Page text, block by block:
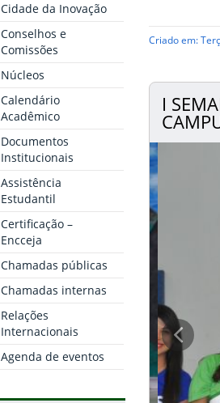
Cidade da Inovação
Conselhos e
Comissões
Núcleos
Calendário
Acadêmico
Documentos
Institucionais
Assistência
Estudantil
Certificação –
Encceja
Chamadas públicas
Chamadas internas
Relações
Internacionais
Agenda de eventos
Criado em:
I